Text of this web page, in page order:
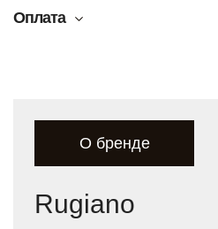
Оплата
О бренде
Rugiano